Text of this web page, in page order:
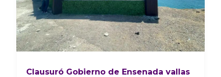
Clausuró Gobierno de Ensenada vallas